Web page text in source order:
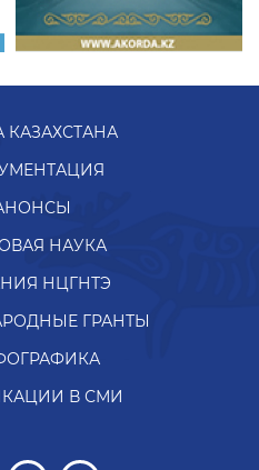
КАЗАХСТАНА
НАУКА
НЦГНТЭ
ГРАНТЫ
В СМИ